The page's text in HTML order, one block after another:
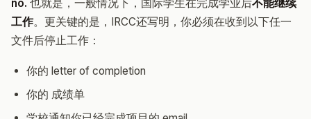
no. 也就是，一般情况下，国际学生在完成学业后不能继续
工作。更关键的是，IRCC还写明，你必须在收到以下任一
文件后停止工作：
你的 letter of completion
你的 成绩单